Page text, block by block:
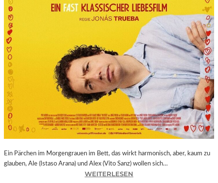
I
E
T
D
I
E
6
.
I
N
T
E
R
A
T
I
Ein Pärchen im Morgengrauen im Bett, das wirkt harmonisch, aber, kaum zu
glauben, Ale (Istaso Arana) und Alex (Vito Sanz) wollen sich…
WEITERLESEN